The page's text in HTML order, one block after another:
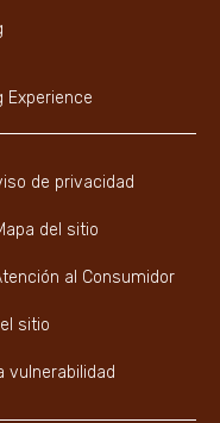
de privacidad
del sitio
al Consumidor
sitio
vulnerabilidad
Experience